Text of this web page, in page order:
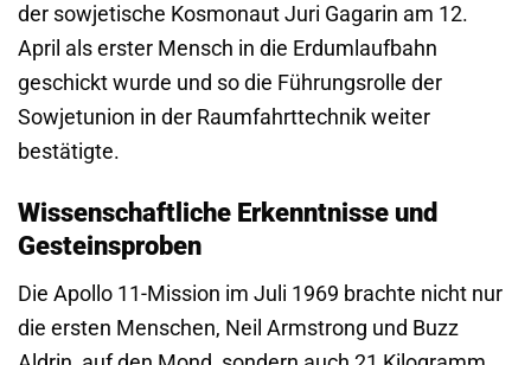
der sowjetische Kosmonaut Juri Gagarin am 12.
April als erster Mensch in die Erdumlaufbahn
geschickt wurde und so die Führungsrolle der
Sowjetunion in der Raumfahrttechnik weiter
bestätigte.
Wissenschaftliche Erkenntnisse und
Gesteinsproben
Die Apollo 11-Mission im Juli 1969 brachte nicht nur
die ersten Menschen, Neil Armstrong und Buzz